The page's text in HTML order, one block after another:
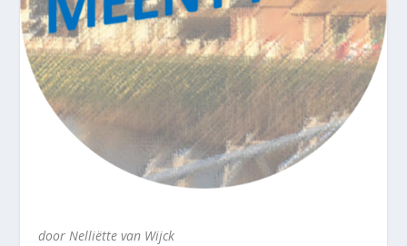
door Nelliëtte van Wijck